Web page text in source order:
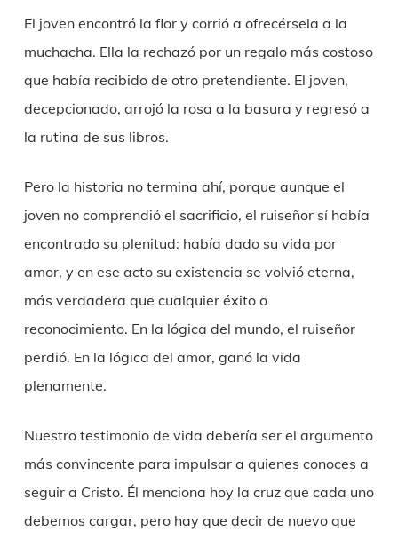
El joven encontró la flor y corrió a ofrecérsela a la
muchacha. Ella la rechazó por un regalo más costoso
que había recibido de otro pretendiente. El joven,
decepcionado, arrojó la rosa a la basura y regresó a
la rutina de sus libros.
Pero la historia no termina ahí, porque aunque el
joven no comprendió el sacrificio, el ruiseñor sí había
encontrado su plenitud: había dado su vida por
amor, y en ese acto su existencia se volvió eterna,
más verdadera que cualquier éxito o
reconocimiento. En la lógica del mundo, el ruiseñor
perdió. En la lógica del amor, ganó la vida
plenamente.
Nuestro testimonio de vida debería ser el argumento
más convincente para impulsar a quienes conoces a
seguir a Cristo. Él menciona hoy la cruz que cada uno
debemos cargar, pero hay que decir de nuevo que